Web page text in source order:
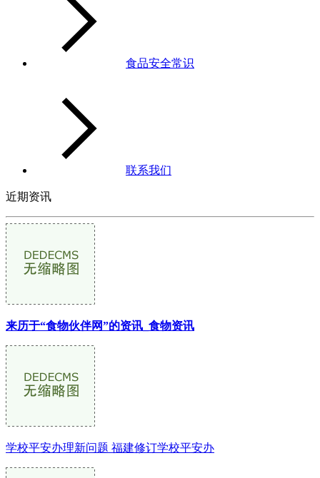
食品安全常识
联系我们
近期资讯
来历于“食物伙伴网”的资讯_食物资讯
学校平安办理新问题 福建修订学校平安办